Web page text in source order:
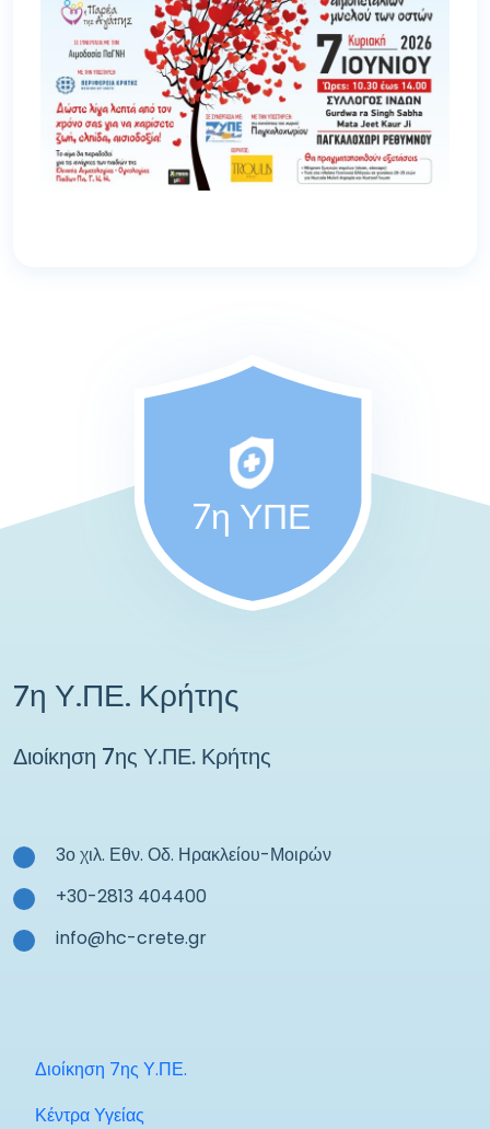
7η ΥΠΕ
7η Υ.ΠΕ. Κρήτης
Διοίκηση 7ης Υ.ΠΕ. Κρήτης
3ο χιλ. Εθν. Οδ. Ηρακλείου-Μοιρών
+30-2813 404400
info@hc-crete.gr
Διοίκηση 7ης Υ.ΠΕ.
Κέντρα Υγείας